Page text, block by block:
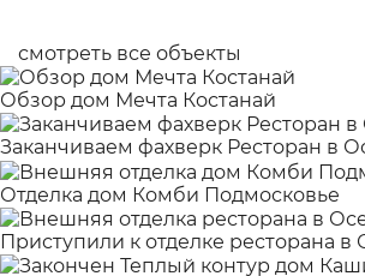
смотреть все объекты
Обзор дом Мечта Костанай
Заканчиваем фахверк Ресторан в
Отделка дом Комби Подмосковье
Приступили к отделке ресторана в